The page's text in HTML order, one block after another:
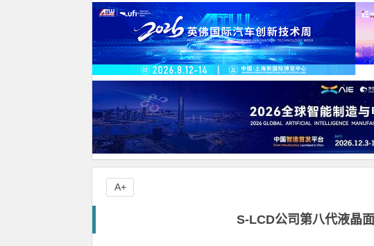
S-LCD公司第八代液晶
A+